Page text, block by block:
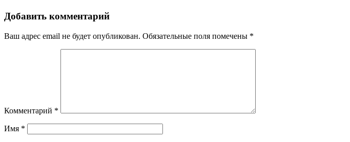
Добавить комментарий
Ваш адрес email не будет опубликован. Обязательные поля помечены *
Комментарий *
Имя *